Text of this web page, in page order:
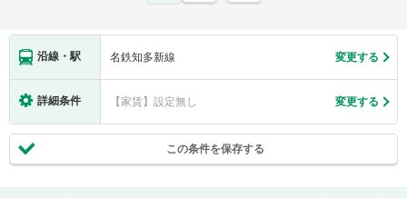
沿線・駅 名鉄知多新線 変更する
詳細条件 【家賃】設定無し 変更する
この条件を保存する